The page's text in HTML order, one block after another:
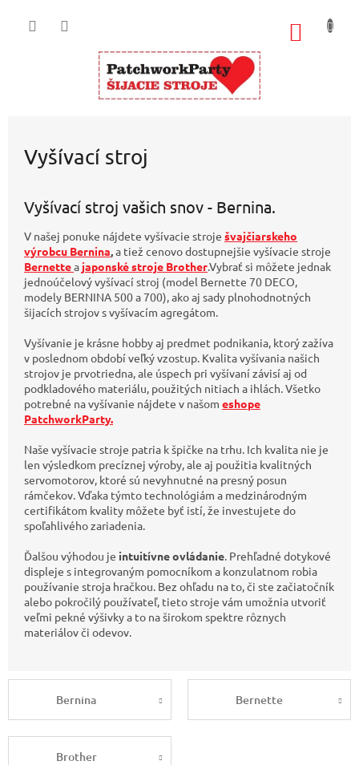
Vyšívací stroj
Vyšívací stroj vašich snov - Bernina.
V našej ponuke nájdete vyšívacie stroje švajčiarskeho
výrobcu Bernina,a tiež cenovo dostupnejšie vyšívacie stroje
Bernettea japonské stroje Brother.Vybrať si môžete jednak
jednoúčelový vyšívací stroj (model Bernette 70 DECO,
modely BERNINA 500 a 700), ako aj sady plnohodnotných
šijacích strojov s vyšívacím agregátom.
Vyšívanie je krásne hobby aj predmet podnikania, ktorý zažíva
v poslednom období veľký vzostup. Kvalita vyšívania našich
strojov je prvotriedna, ale úspech pri vyšívaní závisí aj od
podkladového materiálu, použitých nitiach a ihlách. Všetko
potrebné na vyšívanie nájdete v našom eshope
PatchworkParty.
Naše vyšívacie stroje patria k špičke na trhu. Ich kvalita nie je
len výsledkom precíznej výroby, ale aj použitia kvalitných
servomotorov, ktoré sú nevyhnutné na presný posun
rámčekov. Vďaka týmto technológiám a medzinárodným
certifikátom kvality môžete byť istí, že investujete do
spoľahlivého zariadenia.
Ďalšou výhodou je intuitívne ovládanie. Prehľadné dotykové
displeje s integrovaným pomocníkom a konzulatnom robia
používanie stroja hračkou. Bez ohľadu na to, či ste začiatočník
alebo pokročilý používateľ, tieto stroje vám umožnia utvoriť
veľmi pekné výšivky a to na širokom spektre rôznych
materiálov či odevov.
Bernina Bernette
Brother